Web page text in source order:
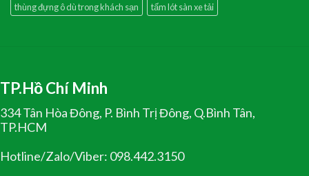
thùng đựng ô dù trong khách sạn
tấm lót sàn xe tải
TP.Hồ Chí Minh
334 Tân Hòa Đông, P. Bình Trị Đông, Q.Bình Tân,
TP.HCM
Hotline/Zalo/Viber: 098.442.3150